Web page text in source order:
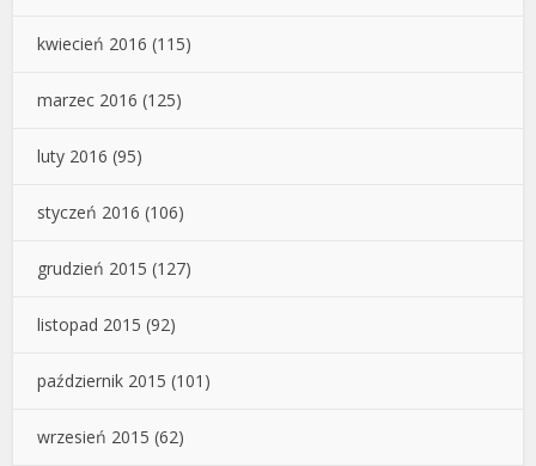
kwiecień 2016 (115)
marzec 2016 (125)
luty 2016 (95)
styczeń 2016 (106)
grudzień 2015 (127)
listopad 2015 (92)
październik 2015 (101)
wrzesień 2015 (62)